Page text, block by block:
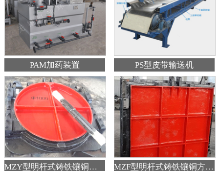
PAM加药装置 PS型皮带输送机
MZY型明杆式铸铁镶铜圆闸门 MZF型明杆式铸铁镶铜方闸门